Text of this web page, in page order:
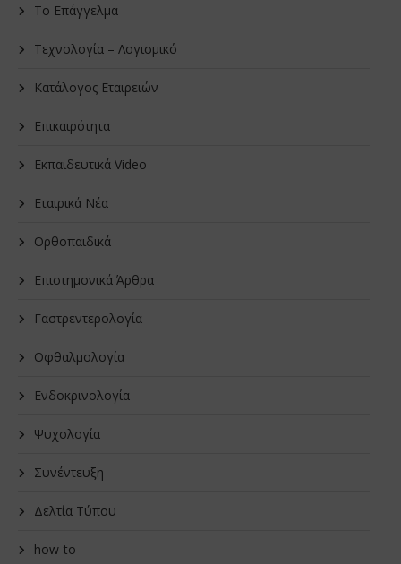
Το Επάγγελμα
Τεχνολογία – Λογισμικό
Κατάλογος Εταιρειών
Επικαιρότητα
Εκπαιδευτικά Video
Εταιρικά Νέα
Oρθοπαιδικά
Επιστημονικά Άρθρα
Γαστρεντερολογία
Οφθαλμολογία
Ενδοκρινολογία
Ψυχολογία
Συνέντευξη
Δελτία Τύπου
how-to